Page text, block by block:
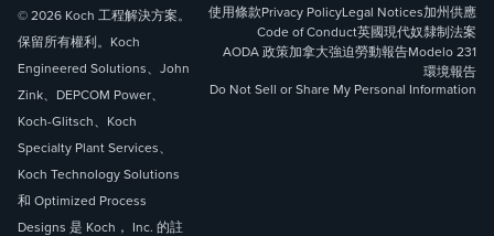
© 2026 Koch 工程解決方案。
保留所有權利。Koch
Engineered Solutions、John
Zink、DEPCOM Power、
Koch-Glitsch、Koch
Specialty Plant Services、
Koch Technology Solutions
和 Optimized Process
Designs 是 Koch， Inc. 的註
使用條款Privacy PolicyLegal Notices加州供應
Code of Conduct英國現代奴隸制法案
AODA 政策加拿大強迫勞動報告Modelo 231
環境報告
Do Not Sell or Share My Personal Information